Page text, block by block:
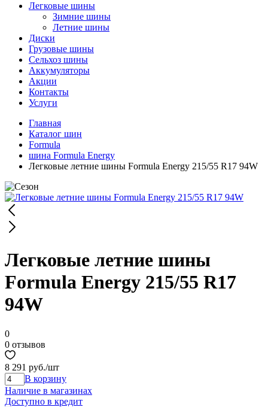
Легковые шины
Зимние шины
Летние шины
Диски
Грузовые шины
Сельхоз шины
Аккумуляторы
Акции
Контакты
Услуги
Главная
Каталог шин
Formula
шина Formula Energy
Легковые летние шины Formula Energy 215/55 R17 94W
Легковые летние шины
Formula Energy 215/55 R17
94W
0
0 отзывов
8 291 руб./шт
В корзину
Наличие в магазинах
Доступно в кредит